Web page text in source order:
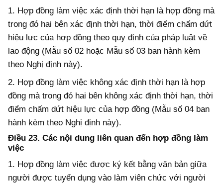
1. Hợp đồng làm việc xác định thời hạn là hợp đồng mà
trong đó hai bên xác định thời hạn, thời điểm chấm dứt
hiệu lực của hợp đồng theo quy định của pháp luật về
lao động (Mẫu số 02 hoặc Mẫu số 03 ban hành kèm
theo Nghị định này).
2. Hợp đồng làm việc không xác định thời hạn là hợp
đồng mà trong đó hai bên không xác định thời hạn, thời
điểm chấm dứt hiệu lực của hợp đồng (Mẫu số 04 ban
hành kèm theo Nghị định này).
Điều 23. Các nội dung liên quan đến hợp đồng làm
việc
1. Hợp đồng làm việc được ký kết bằng văn bản giữa
người được tuyển dụng vào làm viên chức với người